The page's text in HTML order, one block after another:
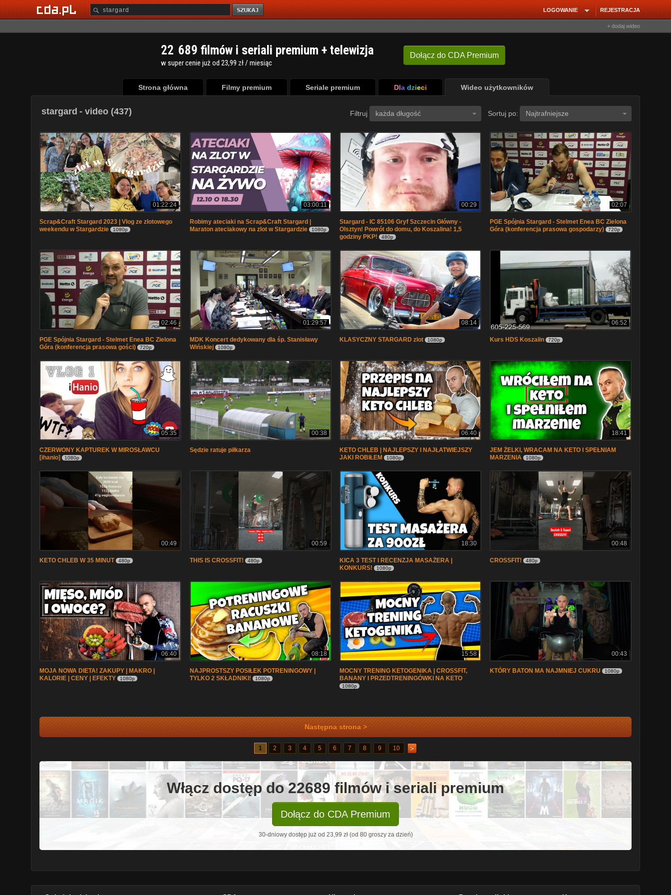
REJESTRACJA
LOGOWANIE
+ dodaj wideo
Dołącz do CDA Premium
22 689 filmów i seriali premium + telewizja
w super cenie już od 23,99 zł / miesiąc
Strona główna Filmy premium Seriale premium Dla dzieci Wideo użytkowników
stargard - video (437) Filtruj każda długość Sortuj po: Najtrafniejsze
01:22:24
Scrap&Craft Stargard 2023 | Vlog ze zlotowego
weekendu w Stargardzie
1080p
03:00:11
Robimy ateciaki na Scrap&Craft Stargard |
Maraton ateciakowy na zlot w Stargardzie
1080p
00:29
Stargard - IC 85106 Gryf Szczecin Główny -
Olsztyn! Powrót do domu, do Koszalina! 1,5
godziny PKP!
480p
02:07
PGE Spójnia Stargard - Stelmet Enea BC Zielona
Góra (konferencja prasowa gospodarzy)
720p
02:46
PGE Spójnia Stargard - Stelmet Enea BC Zielona
Góra (konferencja prasowa gości)
720p
01:29:57
MDK Koncert dedykowany dla śp. Stanisławy
Wińskiej
1080p
08:14
KLASYCZNY STARGARD zlot 1080p
06:52
Kurs HDS Koszalin 720p
05:35
CZERWONY KAPTUREK W MIROSŁAWCU
[ihanio]
1080p
00:38
Sędzie ratuje piłkarza
06:40
KETO CHLEB | NAJLEPSZY I NAJŁATWIEJSZY
JAKI ROBIŁEM
1080p
18:41
JEM ŻELKI, WRACAM NA KETO I SPEŁNIAM
MARZENIA
1080p
00:49
KETO CHLEB W 35 MINUT 480p
00:59
THIS IS CROSSFIT! 480p
18:30
KICA 3 TEST I RECENZJA MASAŻERA |
KONKURS!
1080p
00:48
CROSSFIT! 480p
06:40
MOJA NOWA DIETA! ZAKUPY | MAKRO |
KALORIE | CENY | EFEKTY
1080p
08:18
NAJPROSTSZY POSIŁEK POTRENINGOWY |
TYLKO 2 SKŁADNIKI!
1080p
15:58
MOCNY TRENING KETOGENIKA | CROSSFIT,
BANANY I PRZEDTRENINGÓWKI NA KETO
1080p
00:43
KTÓRY BATON MA NAJMNIEJ CUKRU 1080p
Następna strona >
1 2 3 4 5 6 7 8 9 10
Włącz dostęp do 22689 filmów i seriali premium
Dołącz do CDA Premium
30-dniowy dostęp już od 23,99 zł (od 80 groszy za dzień)